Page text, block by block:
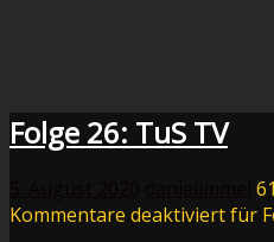
Folge 26: TuS TV
Kommentare deaktiviertfür